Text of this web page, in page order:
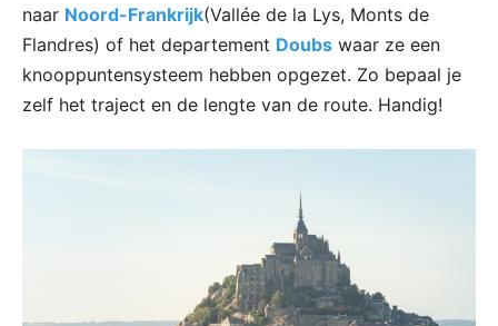
naar Noord-Frankrijk(Vallée de la Lys, Monts de
Flandres) of het departement Doubs waar ze een
knooppuntensysteem hebben opgezet. Zo bepaal je
zelf het traject en de lengte van de route. Handig!